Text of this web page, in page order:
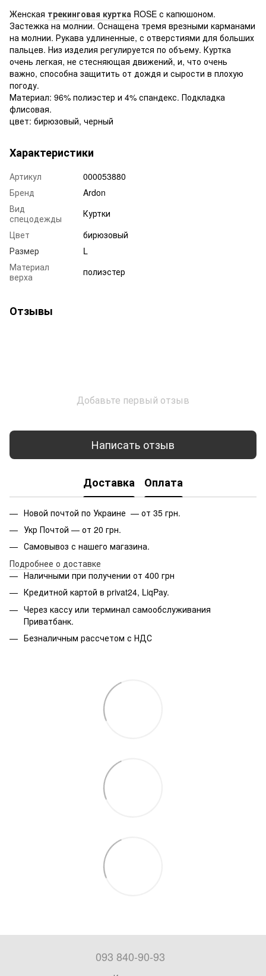
Женская трекинговая куртка ROSE с капюшоном.
Застежка на молнии. Оснащена тремя врезными карманами
на молнии. Рукава удлиненные, с отверстиями для больших
пальцев. Низ изделия регулируется по объему. Куртка
очень легкая, не стесняющая движений, и, что очень
важно, способна защитить от дождя и сырости в плохую
погоду.
Материал: 96% полиэстер и 4% спандекс. Подкладка
флисовая.
цвет: бирюзовый, черный
Характеристики
Артикул
000053880
Бренд
Ardon
Вид
спецодежды
Куртки
Цвет
бирюзовый
Размер
L
Материал
верха
полиэстер
Отзывы
Добавьте первый отзыв
Написать отзыв
Доставка Оплата
Новой почтой по Украине — от 35 грн.
Укр Почтой — от 20 грн.
Самовывоз с нашего магазина.
Подробнее о доставке
Наличными при получении от 400 грн
Кредитной картой в privat24, LiqPay.
Через кассу или терминал самообслуживания
Приватбанк.
Безналичным рассчетом с НДС
093 840-90-93